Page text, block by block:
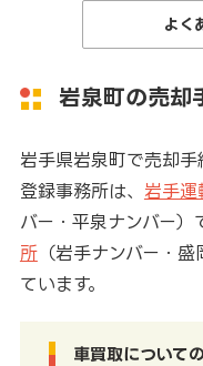
よく
岩泉町の売却
岩手県岩泉町で売却
登録事務所は、 岩手運
バー・平泉ナンバー）
所（岩手ナンバー・盛
ています。
車買取について